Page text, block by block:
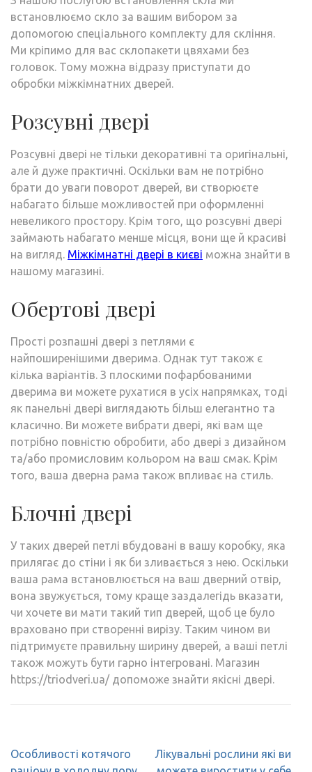
встановлюємо скло за вашим вибором за
допомогою спеціального комплекту для скління.
Ми кріпимо для вас склопакети цвяхами без
головок. Тому можна відразу приступати до
обробки міжкімнатних дверей.
Розсувні двері
Розсувні двері не тільки декоративні та оригінальні,
але й дуже практичні. Оскільки вам не потрібно
брати до уваги поворот дверей, ви створюєте
набагато більше можливостей при оформленні
невеликого простору. Крім того, що розсувні двері
займають набагато менше місця, вони ще й красиві
на вигляд. Міжкімнатні двері в києві можна знайти в
нашому магазині.
Обертові двері
Прості розпашні двері з петлями є
найпоширенішими дверима. Однак тут також є
кілька варіантів. З плоскими пофарбованими
дверима ви можете рухатися в усіх напрямках, тоді
як панельні двері виглядають більш елегантно та
класично. Ви можете вибрати двері, які вам ще
потрібно повністю обробити, або двері з дизайном
та/або промисловим кольором на ваш смак. Крім
того, ваша дверна рама також впливає на стиль.
Блочні двері
У таких дверей петлі вбудовані в вашу коробку, яка
прилягає до стіни і як би зливається з нею. Оскільки
ваша рама встановлюється на ваш дверний отвір,
вона звужується, тому краще заздалегідь вказати,
чи хочете ви мати такий тип дверей, щоб це було
враховано при створенні вирізу. Таким чином ви
підтримуєте правильну ширину дверей, а ваші петлі
також можуть бути гарно інтегровані. Магазин
https://triodveri.ua/ допоможе знайти якісні двері.
Навігація
Особливості котячого
Лікувальні рослини які ви